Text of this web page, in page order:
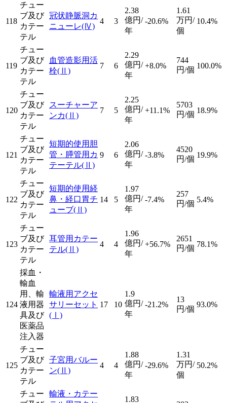
118
チュー
ブ及び
カテー
テル
冠状静脈洞カ
ニューレ(Ⅳ)
4 3
2.38
億円/
年
-20.6%
1.61
万円/
個
10.4%
119
チュー
ブ及び
カテー
テル
血管造影用活
栓(Ⅱ)
7 6
2.29
億円/
年
+8.0%
744
円/個 100.0%
120
チュー
ブ及び
カテー
テル
スーチャーア
ンカ(Ⅱ)
7 5
2.25
億円/
年
+11.1%
5703
円/個 18.9%
121
チュー
ブ及び
カテー
テル
短期的使用胆
管・膵管用カ
テーテル(Ⅱ)
9 6
2.06
億円/
年
-3.8%
4520
円/個 19.9%
122
チュー
ブ及び
カテー
テル
短期的使用経
鼻・経口胃チ
ューブ(Ⅱ)
14 5
1.97
億円/
年
-7.4%
257
円/個 5.4%
123
チュー
ブ及び
カテー
テル
耳管用カテー
テル(Ⅱ)
4 4
1.96
億円/
年
+56.7%
2651
円/個 78.1%
124
採血・
輸血
用、輸
液用器
具及び
医薬品
注入器
輸液用アクセ
サリーセット
(Ⅰ)
17 10
1.9
億円/
年
-21.2%
13
円/個
93.0%
125
チュー
ブ及び
カテー
テル
子宮用バルー
ン(Ⅱ)
4 4
1.88
億円/
年
-29.6%
1.31
万円/
個
50.2%
チュー
輸液・カテー
1.83